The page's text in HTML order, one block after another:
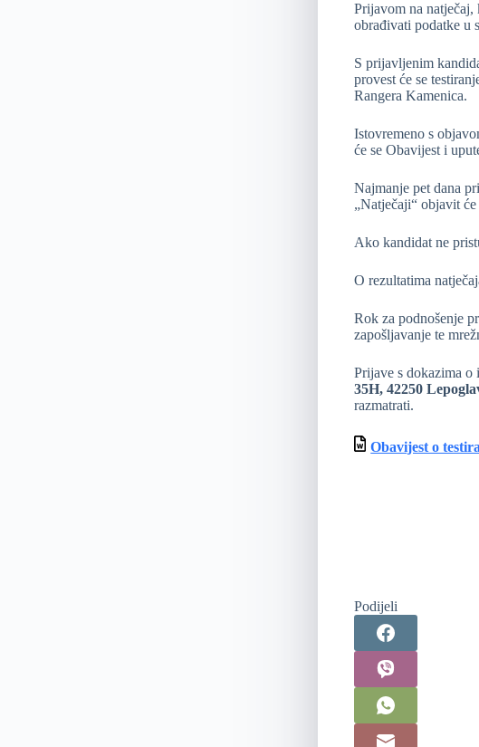
Prijavom na
obrađivati podatke u
S prijavljenim
provest će se
Rangera Kamenica.
Istovremeno s
će se Obavijest i
Najmanje pet dana
„Natječaji“ objavit
Ako kandidat ne
O rezultatima
Rok za podnošenje
zapošljavanje te
Prijave s dokazima o
35H, 42250
razmatrati.
Obavijest o
Podijeli